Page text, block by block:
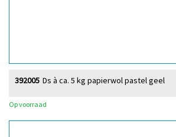
Ds à ca. 5 kg papierwol pastel geel
392005
Op voorraad